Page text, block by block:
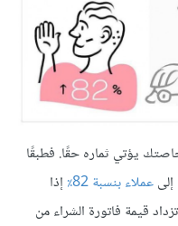
يؤتي ثماره حقًا. فطبقًا
عملاء بنسبة 82٪
إذا
قيمة فاتورة الشراء من